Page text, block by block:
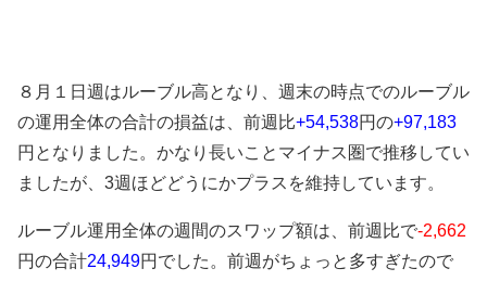
８月１日週はルーブル高となり、週末の時点でのルーブル
の運用全体の合計の損益は、 前週比+54,538円の+97,183
円となりました。かなり長いことマイナス圏で推移してい
ましたが、3週ほどどうにかプラスを維持しています。
ルーブル運用全体の週間のスワップ額は、前週比で-2,662
円の合計24,949円でした。前週がちょっと多すぎたので